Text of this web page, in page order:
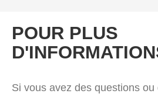
POUR PLUS
Si vous avez des questions ou